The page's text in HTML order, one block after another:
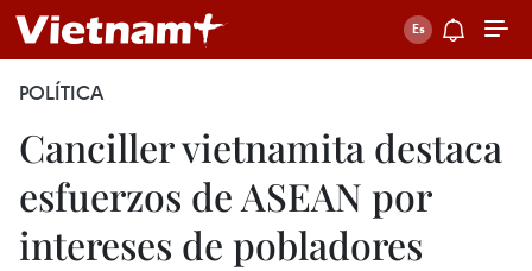
POLÍTICA
Canciller vietnamita destaca
esfuerzos de ASEAN por
intereses de pobladores